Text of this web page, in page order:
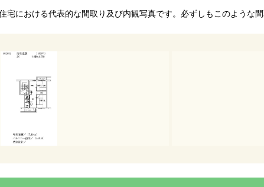
宅における代表的な間取り及び内観写真です。必ずしもこのような